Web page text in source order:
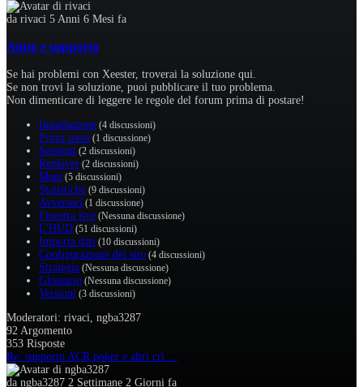
da rivaci 5 Anni 6 Mesi fa
Aiuto e supporto
Se hai problemi con Xeester, troverai la soluzione qui.
Se non trovi la soluzione, puoi pubblicare il tuo problema.
Non dimenticare di leggere le regole del forum prima di postare!
Installazione (4 discussioni)
Primi passi (1 discussione)
Sessioni (2 discussioni)
Replayer (2 discussioni)
Mani (5 discussioni)
Statistiche (9 discussioni)
Avversari (1 discussione)
Finestra live (Nessuna discussione)
L'HUD (51 discussioni)
Importa dati (10 discussioni)
Configurazione del sito (4 discussioni)
Strategia (Nessuna discussione)
Glossario (Nessuna discussione)
Versioni (3 discussioni)
Moderatori: rivaci, ngba3287
92 Argomento
353 Risposte
Re: supporto ACR poker e altri cri ...
da ngba3287 2 Settimane 2 Giorni fa